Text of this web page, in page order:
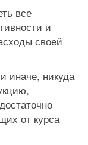
все
и
своей
иначе, никуда
от курса